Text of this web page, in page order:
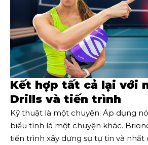
Kết hợp tất cả lại với
Drills và tiến trình
Kỹ thuật là một chuyện. Áp dụng
biểu tình là một chuyện khác.
tiến trình xây dựng sự tự tin và nhất